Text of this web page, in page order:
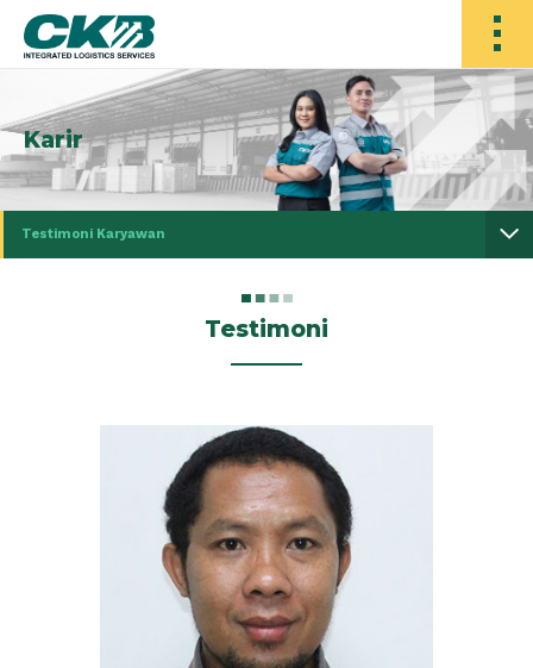
Karir
Testimoni Karyawan
Testimoni